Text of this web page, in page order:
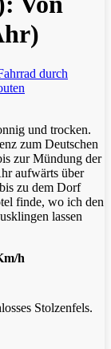
durch
und trocken.
zum Deutschen
zur Mündung der
aufwärts über
zu dem Dorf
finde, wo ich den
lassen
h
Stolzenfels.